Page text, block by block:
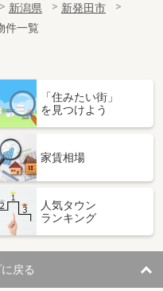
新潟県
新発田市
件一覧
「住みたい街」
を見つけよう
家賃相場
人気タウン
ランキング
戻る